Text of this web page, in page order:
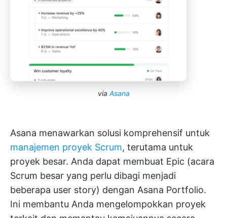
via Asana
Asana menawarkan solusi komprehensif untuk
manajemen proyek Scrum, terutama untuk
proyek besar. Anda dapat membuat Epic (acara
Scrum besar yang perlu dibagi menjadi
beberapa user story) dengan Asana Portfolio.
Ini membantu Anda mengelompokkan proyek